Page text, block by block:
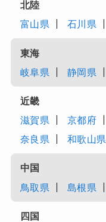
北陸
富山県
石川県
東海
岐阜県
静岡県
近畿
滋賀県
京都府
奈良県
和歌山県
中国
鳥取県
島根県
四国